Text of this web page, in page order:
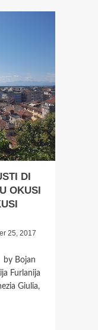
DI
OKUSI
25, 2017
Bojan
Furlanija
Giulia,